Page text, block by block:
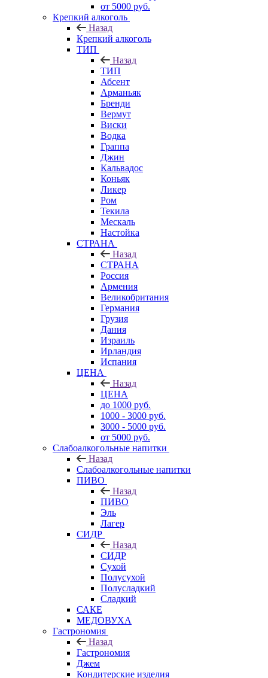
от 5000 руб.
Крепкий алкоголь
Назад
Крепкий алкоголь
ТИП
Назад
ТИП
Абсент
Арманьяк
Бренди
Вермут
Виски
Водка
Граппа
Джин
Кальвадос
Коньяк
Ликер
Ром
Текила
Мескаль
Настойка
СТРАНА
Назад
СТРАНА
Россия
Армения
Великобритания
Германия
Грузия
Дания
Израиль
Ирландия
Испания
ЦЕНА
Назад
ЦЕНА
до 1000 руб.
1000 - 3000 руб.
3000 - 5000 руб.
от 5000 руб.
Слабоалкогольные напитки
Назад
Слабоалкогольные напитки
ПИВО
Назад
ПИВО
Эль
Лагер
СИДР
Назад
СИДР
Сухой
Полусухой
Полусладкий
Сладкий
САКЕ
МЕДОВУХА
Гастрономия
Назад
Гастрономия
Джем
Кондитерские изделия